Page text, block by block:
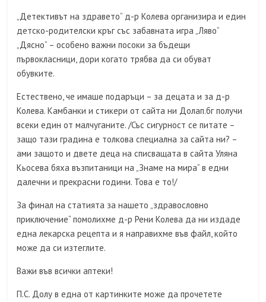
„Детективът на здравето“ д-р Колева организира и един
детско-родителски кръг със забавната игра „Ляво“
„Дясно“ – особено важни посоки за бъдещи
първокласници, дори когато трябва да си обуват
обувките.
Естествено, че имаше подаръци – за децата и за д-р
Колева. Камбанки и стикери от сайта ни Долап.бг получи
всеки един от малчуганите. /Със сигурност се питате –
защо тази градина е толкова специална за сайта ни? –
ами защото и двете деца на списващата в сайта Уляна
Кьосева бяха възпитаници на „Знаме на мира“ в едни
далечни и прекрасни години. Това е то!/
За финал на статията за нашето „здравословно
приключение“ помолихме д-р Рени Колева да ни издаде
една лекарска рецепта и я направихме във файл, който
може да си изтеглите.
Важи във всички аптеки!
П.С. Долу в една от картинките може да прочетете